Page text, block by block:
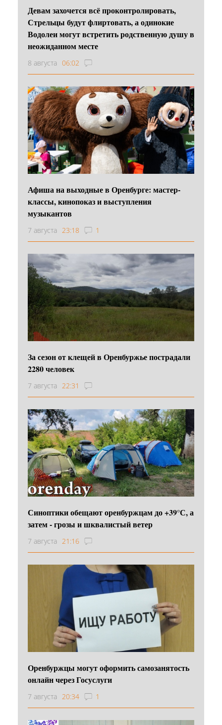
Девам захочется всё проконтролировать,
Стрельцы будут флиртовать, а одинокие
Водолеи могут встретить родственную душу в
неожиданном месте
8 августа 06:02
Афиша на выходные в Оренбурге: мастер-
классы, кинопоказ и выступления
музыкантов
7 августа 23:18 1
За сезон от клещей в Оренбуржье пострадали
2280 человек
7 августа 22:31
Синоптики обещают оренбуржцам до +39°С, а
затем - грозы и шквалистый ветер
7 августа 21:16
Оренбуржцы могут оформить самозанятость
онлайн через Госуслуги
7 августа 20:34 1